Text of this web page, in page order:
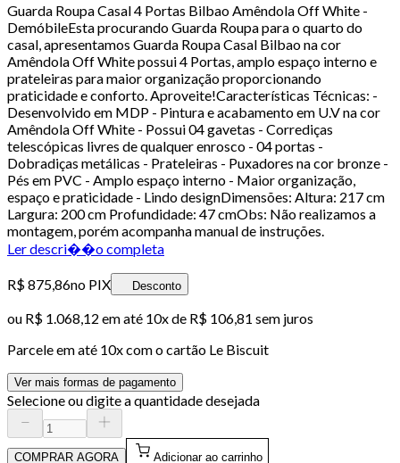
Guarda Roupa Casal 4 Portas Bilbao Amêndola Off White -
DemóbileEsta procurando Guarda Roupa para o quarto do
casal, apresentamos Guarda Roupa Casal Bilbao na cor
Amêndola Off White possui 4 Portas, amplo espaço interno e
prateleiras para maior organização proporcionando
praticidade e conforto. Aproveite!Características Técnicas: -
Desenvolvido em MDP - Pintura e acabamento em U.V na cor
Amêndola Off White - Possui 04 gavetas - Corrediças
telescópicas livres de qualquer enrosco - 04 portas -
Dobradiças metálicas - Prateleiras - Puxadores na cor bronze -
Pés em PVC - Amplo espaço interno - Maior organização,
espaço e praticidade - Lindo designDimensões: Altura: 217 cm
Largura: 200 cm Profundidade: 47 cmObs: Não realizamos a
montagem, porém acompanha manual de instruções.
Ler descri��o completa
R$ 875,86no PIX Desconto
ou R$ 1.068,12 em até 10x de R$ 106,81 sem juros
Parcele em até 10x com o cartão Le Biscuit
Ver mais formas de pagamento
Selecione ou digite a quantidade desejada
COMPRAR AGORA Adicionar ao carrinho